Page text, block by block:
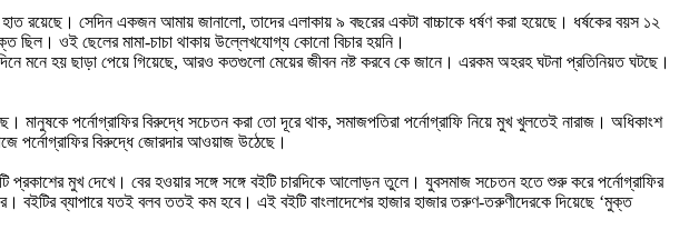
রয়েছে। সেদিন একজন আমায় জানালো, তাদের এলাকায় ৯ বছরের একটা বাচ্চাকে ধর্ষণ করা হয়েছে। ধর্ষকের বয়স ১২
ছিল। ওই ছেলের মামা-চাচা থাকায় উল্লেখযোগ্য কোনো বিচার হয়নি।
মনে হয় ছাড়া পেয়ে গিয়েছে, আরও কতগুলো মেয়ের জীবন নষ্ট করবে কে জানে। এরকম অহরহ ঘটনা প্রতিনিয়ত ঘটছে।
মানুষকে পর্নোগ্রাফির বিরুদ্ধে সচেতন করা তো দূরে থাক, সমাজপতিরা পর্নোগ্রাফি নিয়ে মুখ খুলতেই নারাজ। অধিকাংশ
পর্নোগ্রাফির বিরুদ্ধে জোরদার আওয়াজ উঠেছে।
প্রকাশের মুখ দেখে। বের হওয়ার সঙ্গে সঙ্গে বইটি চারদিকে আলোড়ন তুলে। যুবসমাজ সচেতন হতে শুরু করে পর্নোগ্রাফির
বইটির ব্যাপারে যতই বলব ততই কম হবে। এই বইটি বাংলাদেশের হাজার হাজার তরুণ-তরুণীদেরকে দিয়েছে ‘মুক্ত